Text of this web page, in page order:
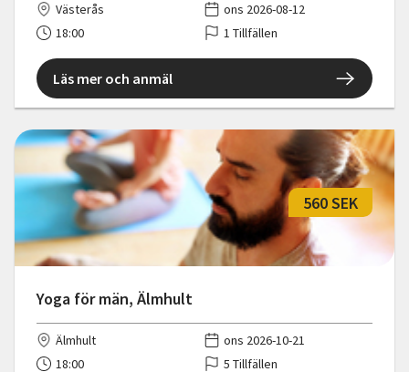
Västerås
ons 2026-08-12
18:00
1 Tillfällen
Läs mer och anmäl
Yoga för män, Älmhult
560 SEK
Älmhult
ons 2026-10-21
18:00
5 Tillfällen